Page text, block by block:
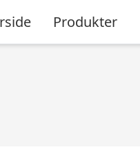
Produkter